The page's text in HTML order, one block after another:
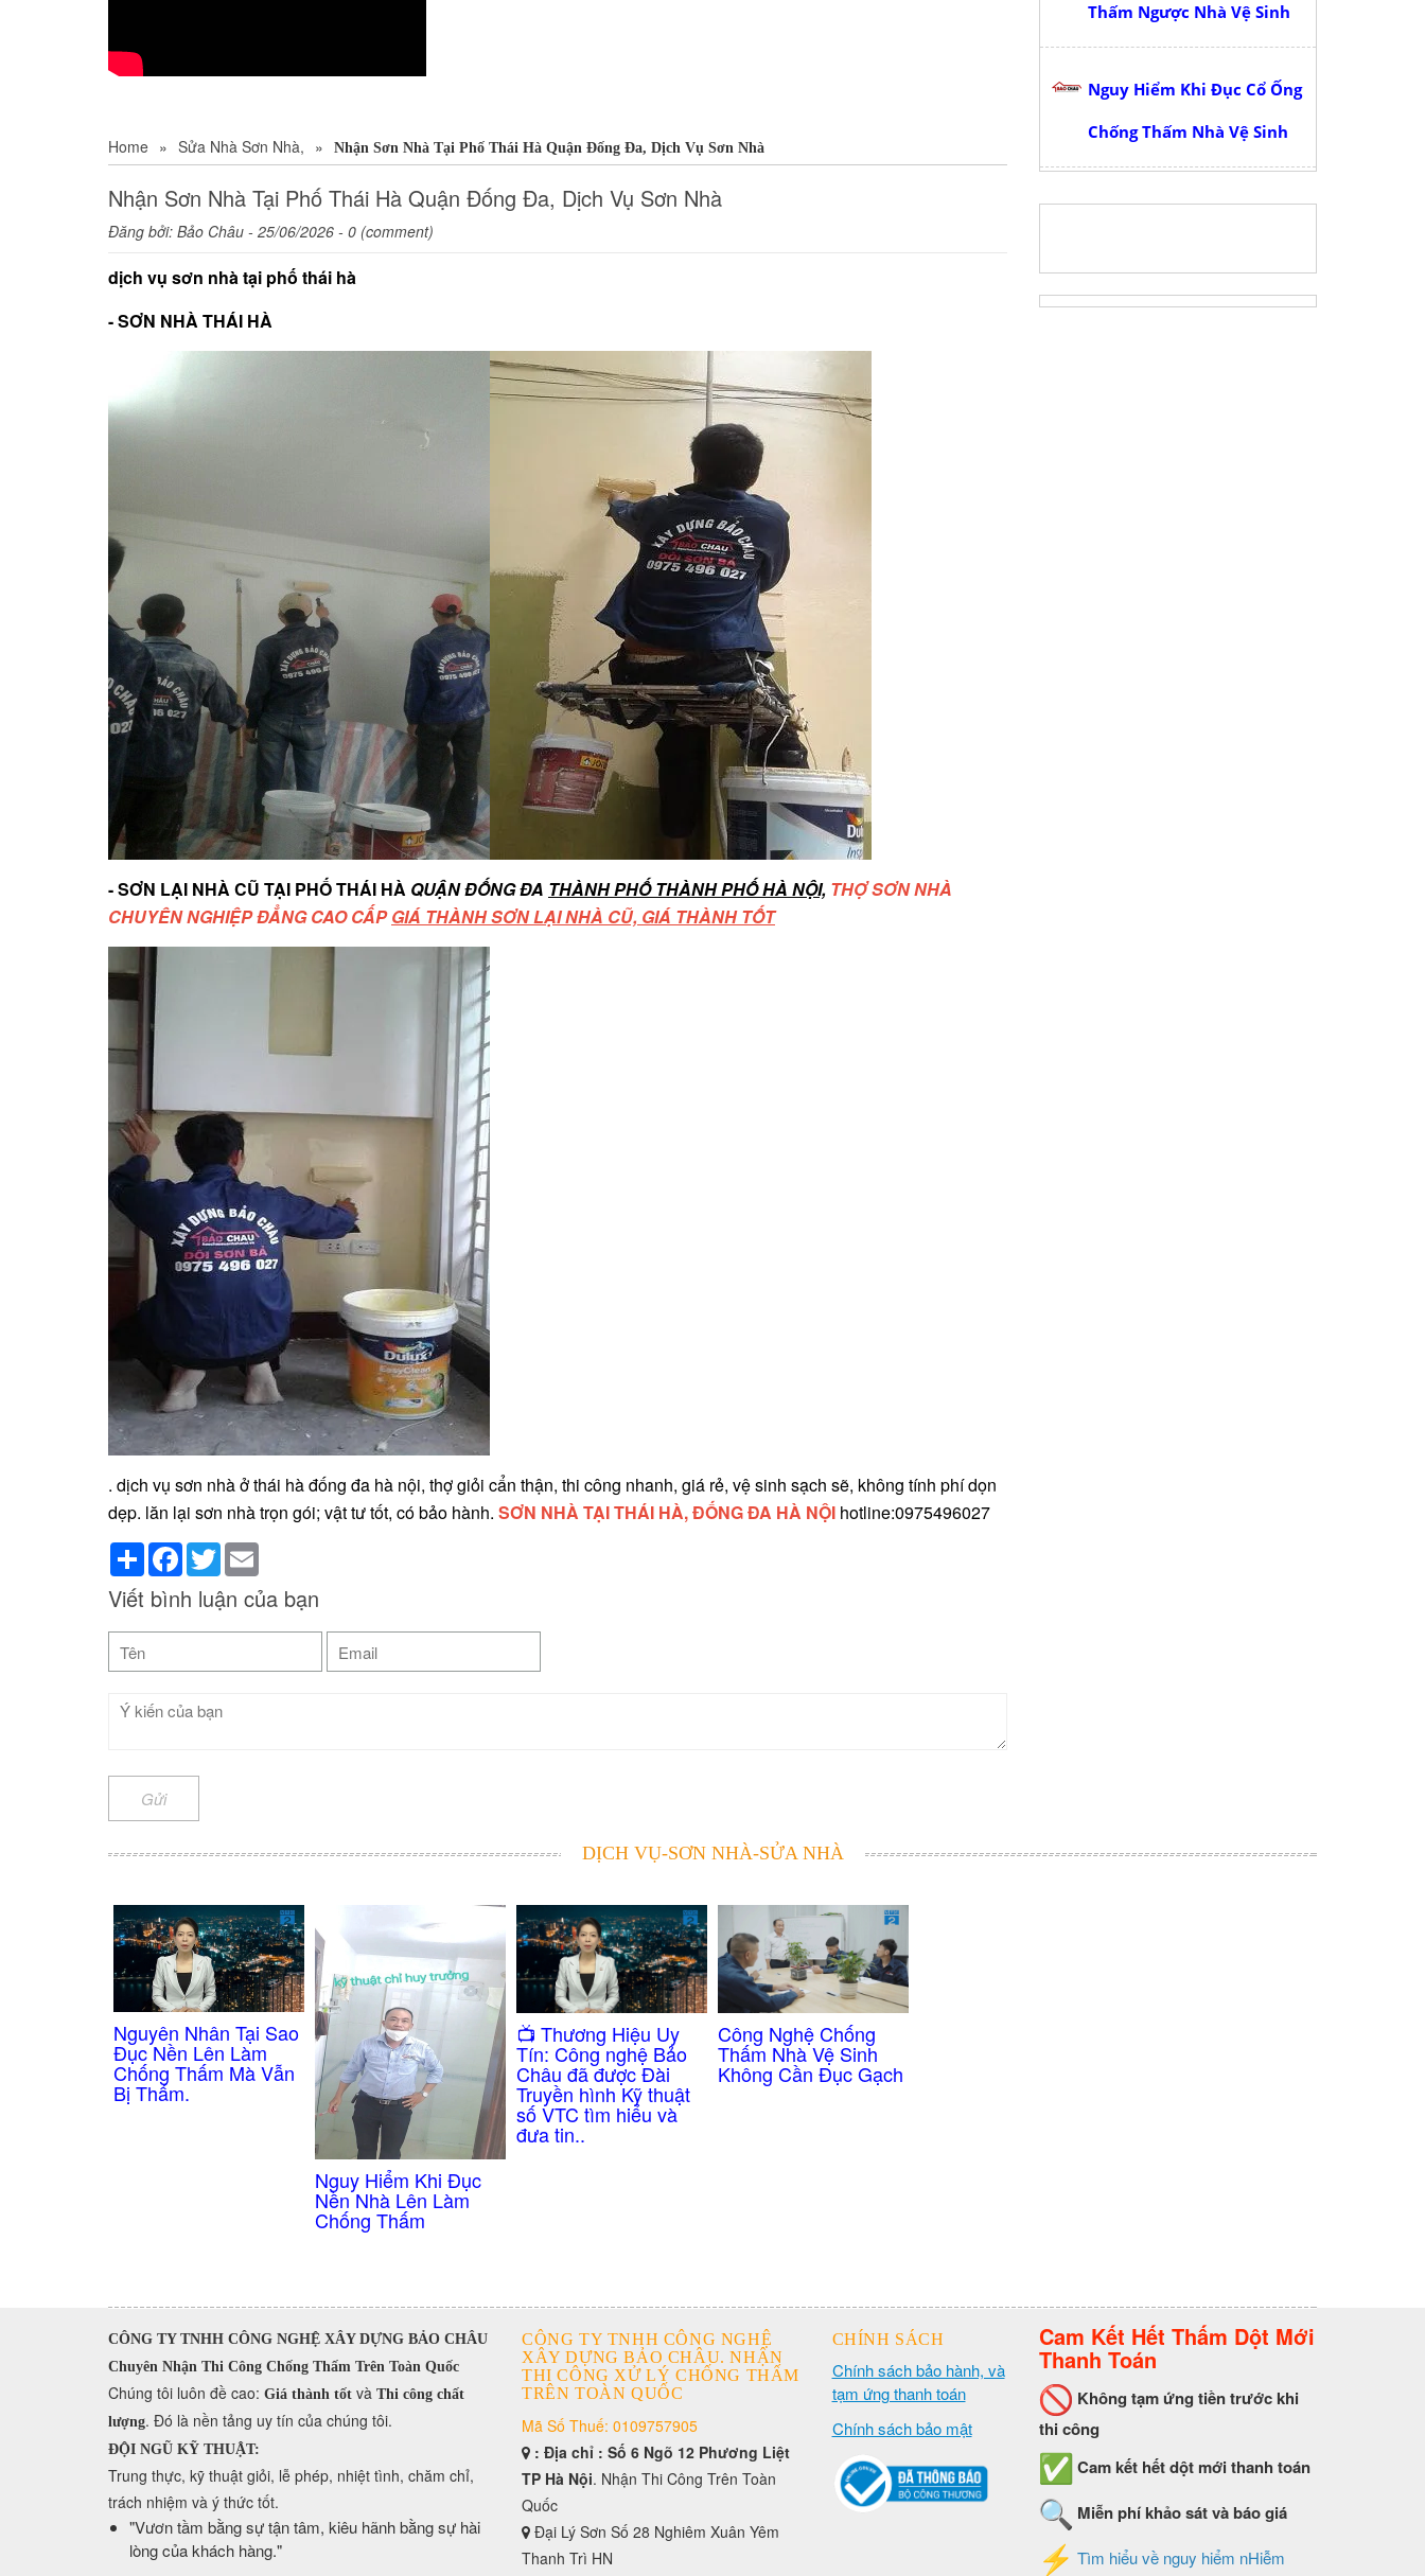
Home » Sửa Nhà Sơn Nhà, » Nhận Sơn Nhà Tại Phố Thái Hà Quận Đống Đa, Dịch Vụ Sơn Nhà
Nhận Sơn Nhà Tại Phố Thái Hà Quận Đống Đa, Dịch Vụ Sơn Nhà
Đăng bởi: Bảo Châu - 25/06/2026 - 0 (comment)
dịch vụ sơn nhà tại phố thái hà
- SƠN NHÀ THÁI HÀ
- SƠN LẠI NHÀ CŨ TẠI PHỐ THÁI HÀ QUẬN ĐỐNG ĐA THÀNH PHỐ THÀNH PHỐ HÀ NỘI, THỢ SƠN NHÀ
CHUYÊN NGHIỆP ĐẲNG CAO CẤPGIÁ THÀNH SƠN LẠI NHÀ CŨ, GIÁ THÀNH TỐT
. dịch vụ sơn nhà ở thái hà đống đa hà nội, thợ giỏi cẩn thận, thi công nhanh, giá rẻ, vệ sinh sạch sẽ, không tính phí dọn
dẹp. lăn lại sơn nhà trọn gói; vật tư tốt, có bảo hành. SƠN NHÀ TẠI THÁI HÀ, ĐỐNG ĐA HÀ NỘI hotline:0975496027
ShareFacebook
Twitter
Viết bình luận của bạn
Gửi
Thấm Ngược Nhà Vệ Sinh
Nguy Hiểm Khi Đục Cổ Ống
Chống Thấm Nhà Vệ Sinh
DỊCH VỤ-SƠN NHÀ-SỬA NHÀ
Nguyên Nhân Tại Sao
Đục Nền Lên Làm
Chống Thấm Mà Vẫn
Bị Thấm.
Nguy Hiểm Khi Đục
Nền Nhà Lên Làm
Chống Thấm
​📺 Thương Hiệu Uy
Tín: Công nghệ Bảo
Châu đã được Đài
Truyền hình Kỹ thuật
số VTC tìm hiểu và
đưa tin..
Công Nghệ Chống
Thấm Nhà Vệ Sinh
Không Cần Đục Gạch
CÔNG TY TNHH CÔNG NGHỆ XÂY DỰNG BẢO CHÂU
Chuyên Nhận Thi Công Chống Thấm Trên Toàn Quốc
​Chúng tôi luôn đề cao: Giá thành tốt và Thi công chất
lượng. Đó là nền tảng uy tín của chúng tôi.
ĐỘI NGŨ KỸ THUẬT:
Trung thực, kỹ thuật giỏi, lễ phép, nhiệt tình, chăm chỉ,
trách nhiệm và ý thức tốt.
​"Vươn tầm bằng sự tận tâm, kiêu hãnh bằng sự hài
lòng của khách hàng."
CÔNG TY TNHH CÔNG NGHỆ
XÂY DỰNG BẢO CHÂU. NHẬN
THI CÔNG XỬ LÝ CHỐNG THẤM
TRÊN TOÀN QUỐC
Mã Số Thuế: 0109757905
: Địa chỉ : Số 6 Ngõ 12 Phương Liệt
TP Hà Nội. Nhận Thi Công Trên Toàn
Quốc
Đại Lý Sơn Số 28 Nghiêm Xuân Yêm
Thanh Trì HN
CHÍNH SÁCH
Chính sách bảo hành, và
tạm ứng thanh toán
Chính sách bảo mật
Cam Kết Hết Thấm Dột Mới
Thanh Toán
Không tạm ứng tiền trước khi
thi công
Cam kết hết dột mới thanh toán
Miễn phí khảo sát và báo giá
Tìm hiểu về nguy hiểm nHiễm